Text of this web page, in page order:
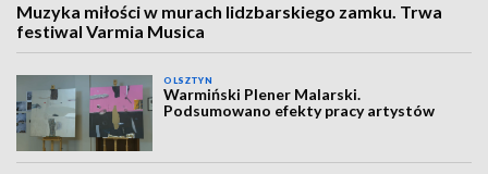
Muzyka miłości w murach lidzbarskiego zamku. Trwa
festiwal Varmia Musica
OLSZTYN
Warmiński Plener Malarski.
Podsumowano efekty pracy artystów